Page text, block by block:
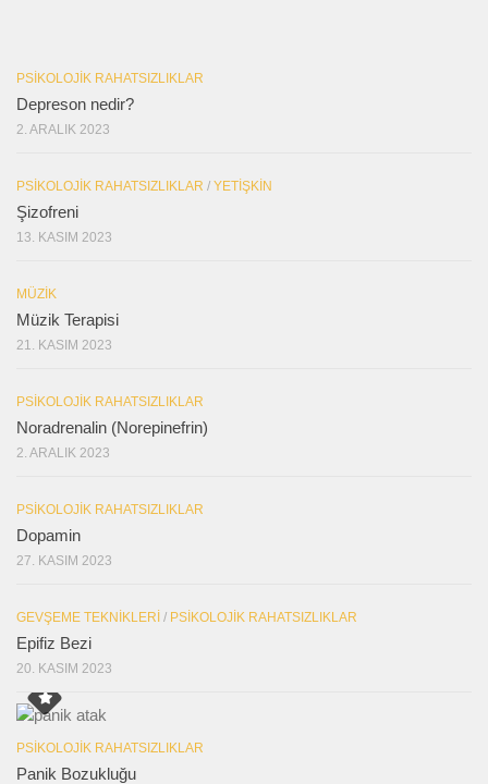
PSIKOLOJIK RAHATSIZLIKLAR
Depreson nedir?
2. ARALIK 2023
PSIKOLOJIK RAHATSIZLIKLAR / YETIŞKIN
Şizofreni
13. KASIM 2023
MÜZIK
Müzik Terapisi
21. KASIM 2023
PSIKOLOJIK RAHATSIZLIKLAR
Noradrenalin (Norepinefrin)
2. ARALIK 2023
PSIKOLOJIK RAHATSIZLIKLAR
Dopamin
27. KASIM 2023
GEVŞEME TEKNIKLERI / PSIKOLOJIK RAHATSIZLIKLAR
Epifiz Bezi
20. KASIM 2023
PSIKOLOJIK RAHATSIZLIKLAR
Panik Bozukluğu